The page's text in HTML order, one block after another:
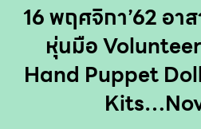
16 พฤศจิกา’62 อา
หุ่นมือ
Hand Puppet